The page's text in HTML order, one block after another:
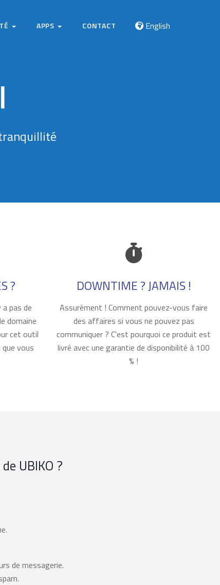
English
APPS CONTACT
?
pas de
domaine
cet outil
vous
DOWNTIME ? JAMAIS !
Body
Assurément ! Comment pouvez-vous faire
des affaires si vous ne pouvez pas
communiquer ? C'est pourquoi ce produit est
livré avec une garantie de disponibilité à 100
% !
UBIKO ?
de messagerie.